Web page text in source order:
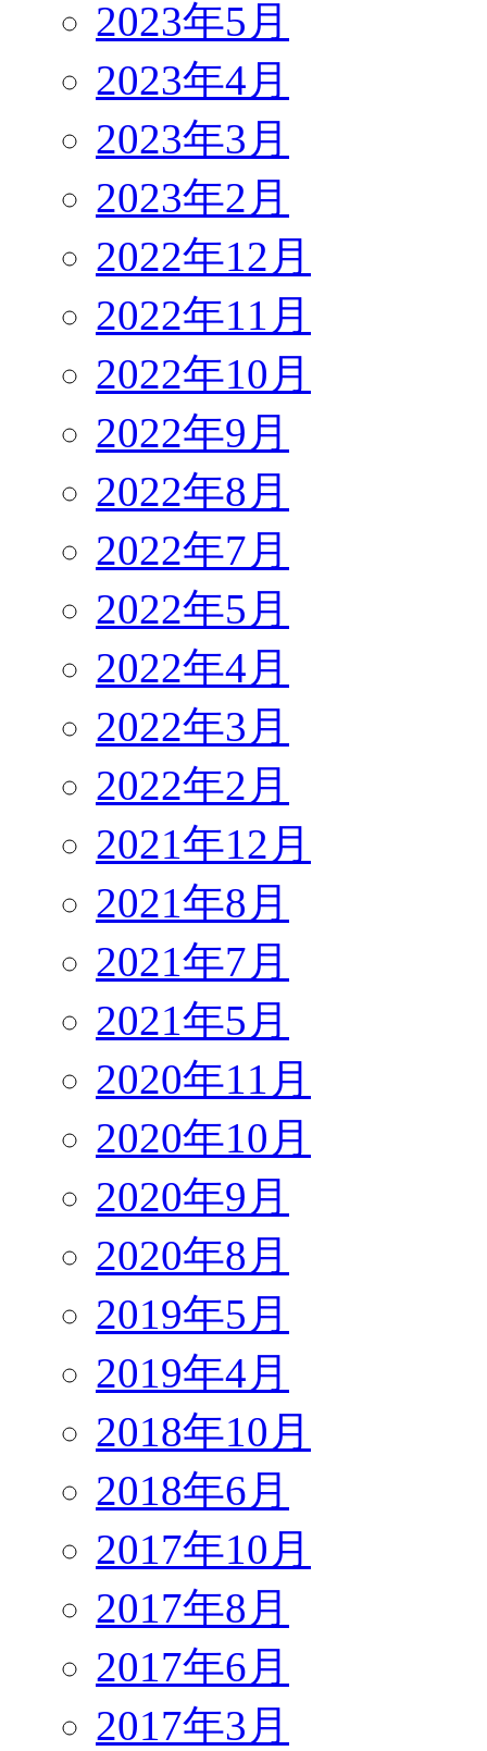
2023年5月
2023年4月
2023年3月
2023年2月
2022年12月
2022年11月
2022年10月
2022年9月
2022年8月
2022年7月
2022年5月
2022年4月
2022年3月
2022年2月
2021年12月
2021年8月
2021年7月
2021年5月
2020年11月
2020年10月
2020年9月
2020年8月
2019年5月
2019年4月
2018年10月
2018年6月
2017年10月
2017年8月
2017年6月
2017年3月